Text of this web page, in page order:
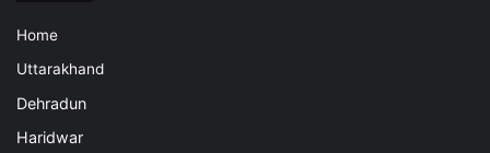
Home
Uttarakhand
Dehradun
Haridwar